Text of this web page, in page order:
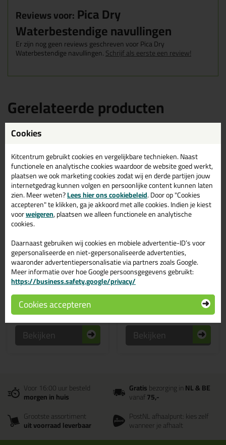
Reviews voor: Pica Dry
Waterbestendige navullingen
Er zijn nog geen reviews geschreven voor Pica Dry
Waterbestendige navullingen.Schrijf als eerste een review!
Gerelateerde producten
Kitcentrum Eco Ultra
Wipes 100st
*Absorberende* doekjes met
frisse sinaasappelgeur
8,99
Bekijken
SIA Siasponge Pad
Voor het opruwen van
ondergronden
1,59
Bekijken
Voor 16:00 uur besteld
morgen in huis
Gratisbezorging inNL & BE
vanaf75,-
Grootste assortiment
uit voorraad leverbaar
PostNL afhaalpunt: kies zelf
wanneer je afhaalt
Cookies
Kitcentrum gebruikt cookies en vergelijkbare technieken. Naast
functionele en analytische cookies waardoor de website goed werkt,
plaatsen we ook marketing cookies zodat wij en derde partijen jouw
internetgedrag kunnen volgen en persoonlijke content kunnen laten
zien. Meer weten?Lees hier ons cookiebeleid. Door op "Cookies
accepteren" te klikken, ga je akkoord met alle cookies. Indien je kiest
voorweigeren, plaatsen we alleen functionele en analytische
cookies.
Daarnaast gebruiken wij cookies en mobiele advertentie-ID’s voor
gepersonaliseerde en niet-gepersonaliseerde advertenties,
waaronder advertentiepersonalisatie via partners zoals Google.
Meer informatie over hoe Google persoonsgegevens gebruikt:
https://business.safety.google/privacy/
Cookies accepteren